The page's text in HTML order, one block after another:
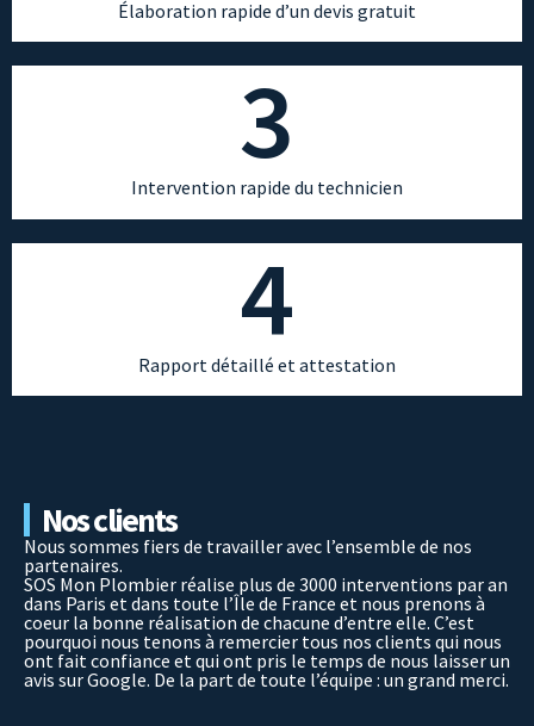
Élaboration rapide d’un devis gratuit
3
Intervention rapide du technicien
4
Rapport détaillé et attestation
Nos clients
Nous sommes fiers de travailler avec l’ensemble de nos
partenaires.
SOS Mon Plombier réalise plus de 3000 interventions par an
dans Paris et dans toute l’Île de France et nous prenons à
coeur la bonne réalisation de chacune d’entre elle. C’est
pourquoi nous tenons à remercier tous nos clients qui nous
ont fait confiance et qui ont pris le temps de nous laisser un
avis sur Google. De la part de toute l’équipe : un grand merci.